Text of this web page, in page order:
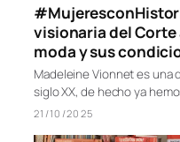
visionaria del Corte
moda y sus
Madeleine Vionnet es una
siglo XX, de hecho ya
21/10/2025